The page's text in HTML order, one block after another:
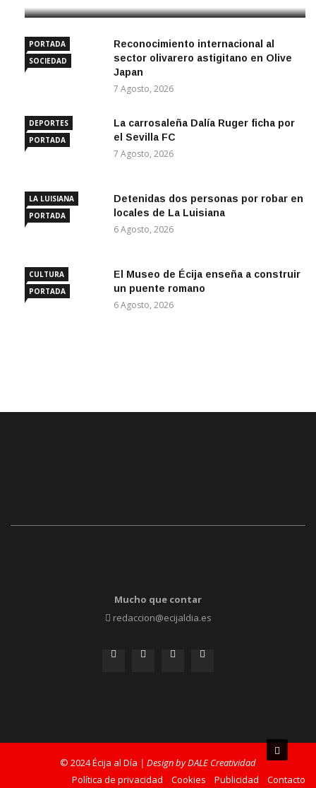
PORTADA
SOCIEDAD
Reconocimiento internacional al
sector olivarero astigitano en Olive
Japan
7 Agosto, 2026
DEPORTES
PORTADA
La carrosaleña Dalía Ruger ficha por
el Sevilla FC
7 Agosto, 2026
LA LUISIANA
PORTADA
Detenidas dos personas por robar en
locales de La Luisiana
6 Agosto, 2026
CULTURA
PORTADA
El Museo de Écija enseña a construir
un puente romano
6 Agosto, 2026
Mucho que contar
redaccion@ecijaldia.es
© 2024 Écija al Día | Design by DALE Creatividad
Política de privacidad
Cookies Publicidad Contacto